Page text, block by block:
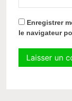
Enregistrer
le navigateur